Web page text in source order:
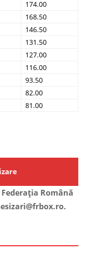
174.00
168.50
146.50
131.50
127.00
116.00
93.50
82.00
81.00
Română